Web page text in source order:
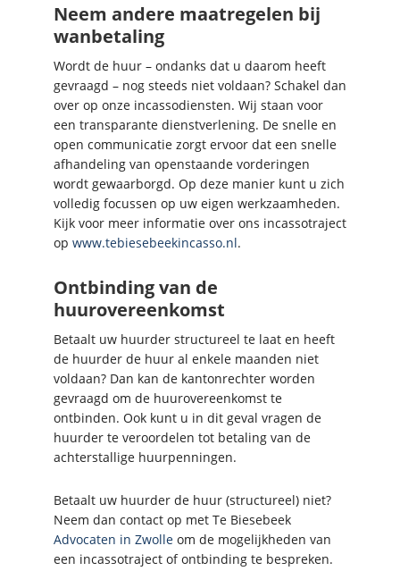
Neem andere maatregelen bij
wanbetaling
Wordt de huur – ondanks dat u daarom heeft
gevraagd – nog steeds niet voldaan? Schakel dan
over op onze incassodiensten. Wij staan voor
een transparante dienstverlening. De snelle en
open communicatie zorgt ervoor dat een snelle
afhandeling van openstaande vorderingen
wordt gewaarborgd. Op deze manier kunt u zich
volledig focussen op uw eigen werkzaamheden.
Kijk voor meer informatie over ons incassotraject
op www.tebiesebeekincasso.nl.
Ontbinding van de
huurovereenkomst
Betaalt uw huurder structureel te laat en heeft
de huurder de huur al enkele maanden niet
voldaan? Dan kan de kantonrechter worden
gevraagd om de huurovereenkomst te
ontbinden. Ook kunt u in dit geval vragen de
huurder te veroordelen tot betaling van de
achterstallige huurpenningen.
Betaalt uw huurder de huur (structureel) niet?
Neem dan contact op met Te Biesebeek
Advocaten in Zwolle om de mogelijkheden van
een incassotraject of ontbinding te bespreken.